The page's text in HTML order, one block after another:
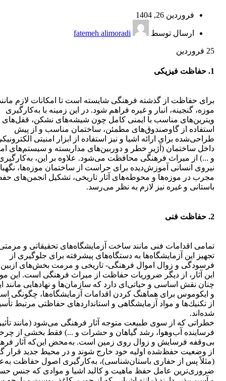
فروردین 26, 1404
ارسال توسط fatemeh alimoradi
25 فروردین
1. حفاظت فیزیكی
برای حفاظت از گذشته فرهنگی شایسته است تا امكانات لازم
موزه، گنجینه، انبار و غیره فراهم شود. در این زمینه با به‌كارگیری
ویترین‌های مناسب با ایمنی كامل چون شیشه‌های نشكن، قفل‌های
استفاده از گاوصندوق‌های مطمئن، ساختمان مناسب و از پیش
طراحی‌شده برای ارائه اشیا و نیز استفاده از ابزار امنیتی
داخل ساختمان (آژیر خطر و دوربین‌های مداربسته و سیستم‌های
و ...) از میراث فرهنگی محافظت می‌شود. علاوه بر این،
نیروی انسانی آموزش‌دیده برای حراست از ساختمان موزه‌ها،
مجرب در موزه‌ها و محوطه‌های آثار تاریخی، تشكیل انجمن‌های
باستانی و غیره نیز لازم به نظر می‌رسد.
2. حفاظت فنی
تمامی اقدامات فنی مانند ساخت آزمایشگاه‌های تحقیقاتی و
تجهیز این آزمایشگاه‌ها به دستگاه‌های پیشرفته برای جلوگیری از
فرسودگی و زوال اموال فرهنگی- تاریخی و مرمت بخش‌های
این آثار، از دیگر ضروریات حفاظت از میراث فرهنگی است. این
چنان نقش اساسی و حیاتی‌ای دارد كه سازمان‌ها و نهادهایی مانند
و‌ ایكوموس برای هماهنگ كردن اقدامات آزمایشگاه‌ها، چگونگی
از تكنیك‌ها و مواد آزمایشگاهی و استانداردهای حفاظتی مرتبط
شده‌اند.
خطراتی كه از سوی طبیعت متوجه آثار فرهنگی می‌شود (مانند
فرساینده آب‌وهوا، رشد گیاهان و حشرات و ...) فقط بخشی از
بی‌وقفه فرسایش و زوال روی زمین است. به‌محض این‌كه آثار
از وضعیت حفظ‌شده اولیه خود خارج شوند و در محیط جدید قرار
(مثلاً پس از حفاری باستان‌شناسی)، به‌كارگیری اصول حفاظت
ضروری‌ترین عامل حفظ ماهیت و كالبد اشیا و موادی كه جنس